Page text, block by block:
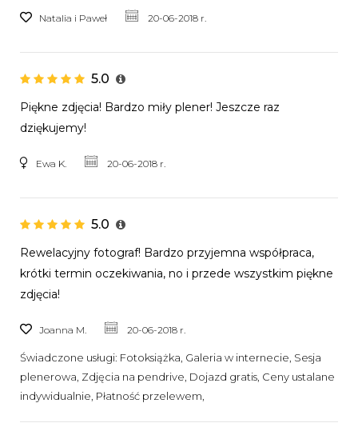
Natalia i Paweł 20-06-2018 r.
5.0
Piękne zdjęcia! Bardzo miły plener! Jeszcze raz
dziękujemy!
Ewa K. 20-06-2018 r.
5.0
Rewelacyjny fotograf! Bardzo przyjemna współpraca,
krótki termin oczekiwania, no i przede wszystkim piękne
zdjęcia!
Joanna M. 20-06-2018 r.
Świadczone usługi: Fotoksiążka, Galeria w internecie, Sesja
plenerowa, Zdjęcia na pendrive, Dojazd gratis, Ceny ustalane
indywidualnie, Płatność przelewem,